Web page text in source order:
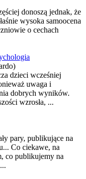
donoszą jednak, że
wysoka samoocena
o cechach
dzieci wcześniej
uwaga i
dobrych wyników.
wzrosła, ...
pary, publikujące na
Co ciekawe, na
co publikujemy na